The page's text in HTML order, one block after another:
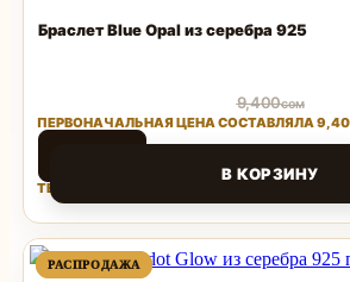
Браслет Blue Opal из серебра 925
9,400сом
ПЕРВОНАЧАЛЬНАЯ ЦЕНА СОСТАВЛЯЛА
ТЕКУЩАЯ ЦЕНА: 3,450 СОМ.
В КОРЗИНУ
Поделиться
РАСПРОДАЖА ПРОДАВАЕМЫЙ
РАСПРОДАЖА ПРОДАВАЕМЫЙ